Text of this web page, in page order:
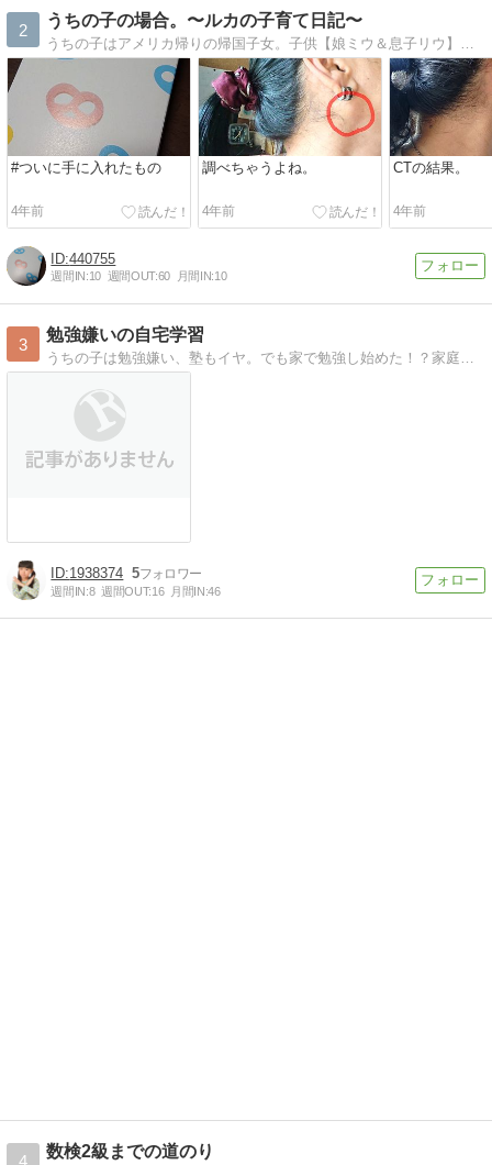
2
うちの子の場合。〜ルカの子育て日記〜
#ついに手に入れたもの
4年前
調べちゃうよね。
4年前
CTの結果。
4年前
440755
週間IN:10 週間OUT:60 月間IN:10
3
勉強嫌いの自宅学習
1938374 5
週間IN:8 週間OUT:16 月間IN:46
4
数検2級までの道のり